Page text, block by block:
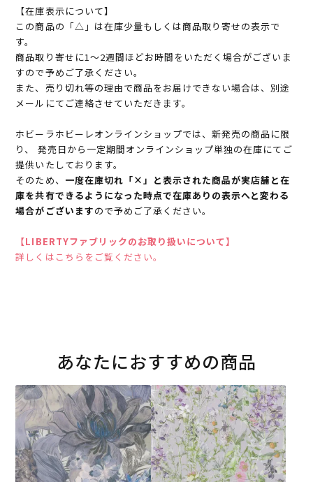
【在庫表示について】
この商品の「△」は在庫少量もしくは商品取り寄せの表示で
す。
商品取り寄せに1～2週間ほどお時間をいただく場合がございま
すので予めご了承ください。
また、売り切れ等の理由で商品をお届けできない場合は、別途
メールにてご連絡させていただきます。
ホビーラホビーレオンラインショップでは、新発売の商品に限
り、 発売日から一定期間オンラインショップ単独の在庫にてご
提供いたしております。
そのため、 一度在庫切れ「×」と表示された商品が実店舗と在
庫を共有できるようになった時点で在庫ありの表示へと変わる
場合がございますので予めご了承ください。
【LIBERTYファブリックのお取り扱いについて】
詳しくはこちらをご覧ください。
あなたにおすすめの商品